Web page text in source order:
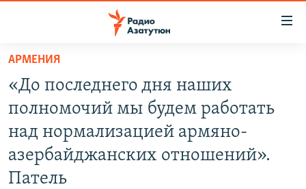
Перейти
основному
содержанию
основной
навигации
НОВОСТИ
ОБЩЕСТВО
ЭКОНОМИКА
АРМЕНИЯ
«До последнего дня наших
полномочий мы будем работать
над нормализацией армяно-
азербайджанских отношений».
Патель